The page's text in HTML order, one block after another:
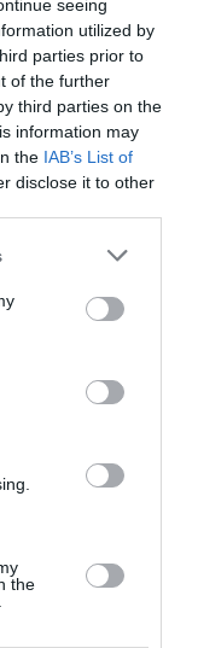
seeing
utilized by
parties prior to
of the further
third parties on the
information may
the IAB’s List of
disclose it to other
the
Google News
Τέχνη και τον